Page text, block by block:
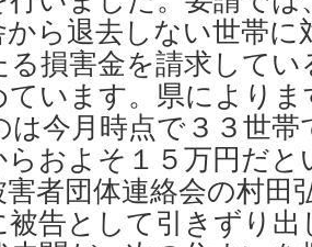
から退去しない世帯
る損害金を請求して
ています。県により
は今月時点で３３世
らおよそ１５万円だ
害者団体連絡会の村田
被告として引きずり